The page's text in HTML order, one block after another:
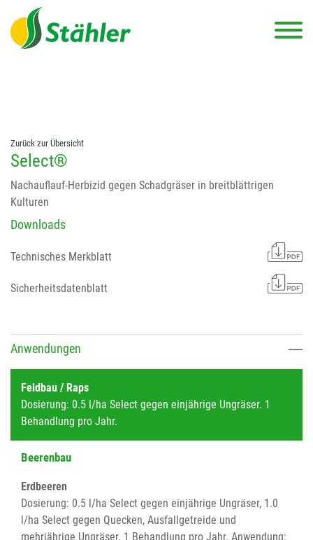
string(78) "Test 12 {FONT:12} // Dosierungen: test 123 dfasdf
asdfW134 245 34" string(62) "Test 12 {FONT:12} Dosierungen: test
123 dfasdf asdfW134 245 34"
Zurück zur Übersicht
Select®
Nachauflauf-Herbizid gegen Schadgräser in breitblättrigen
Kulturen
Downloads
Technisches Merkblatt
Sicherheitsdatenblatt
Anwendungen
Feldbau / Raps
Dosierung: 0.5 l/ha Select gegen einjährige Ungräser. 1
Behandlung pro Jahr.
Beerenbau
Erdbeeren
Dosierung: 0.5 l/ha Select gegen einjährige Ungräser, 1.0
l/ha Select gegen Quecken, Ausfallgetreide und
mehrjährige Ungräser. 1 Behandlung pro Jahr. Anwendung: